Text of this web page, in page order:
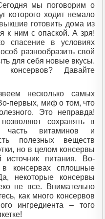
мы поговорим о
которого ходит немало
готовить дома из
к ним с опаской. А зря!
спасение в условиях
разнообразить свой
для себя новые вкусы.
Давайте
несколько самых
первых, миф о том, что
Это неправда!
сохранять в
часть витаминов и
полезных веществ
но в целом консервы
питания. Во-
консервах сплошные
некоторые консервы
не все. Внимательно
как много консервов
ингредиента – того